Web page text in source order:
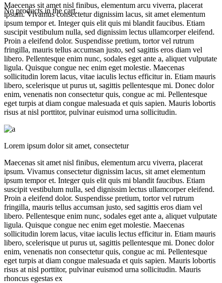
No products in the cart.
Maecenas sit amet nisl finibus, elementum arcu viverra, placerat
ipsum. Vivamus consectetur dignissim lacus, sit amet elementum
ipsum tempor et. Integer quis elit quis mi blandit faucibus. Etiam
suscipit vestibulum nulla, sed dignissim lectus ullamcorper eleifend.
Proin a eleifend dolor. Suspendisse pretium, tortor vel rutrum
fringilla, mauris tellus accumsan justo, sed sagittis eros diam vel
libero. Pellentesque enim nunc, sodales eget ante a, aliquet vulputate
ligula. Quisque congue nec enim eget molestie. Maecenas
sollicitudin lorem lacus, vitae iaculis lectus efficitur in. Etiam mauris
libero, scelerisque ut purus ut, sagittis pellentesque mi. Donec dolor
enim, venenatis non consectetur quis, congue ac mi. Pellentesque
eget turpis at diam congue malesuada et quis sapien. Mauris lobortis
risus at nisl porttitor, pulvinar euismod urna sollicitudin.
Lorem ipsum dolor sit amet, consectetur
Maecenas sit amet nisl finibus, elementum arcu viverra, placerat
ipsum. Vivamus consectetur dignissim lacus, sit amet elementum
ipsum tempor et. Integer quis elit quis mi blandit faucibus. Etiam
suscipit vestibulum nulla, sed dignissim lectus ullamcorper eleifend.
Proin a eleifend dolor. Suspendisse pretium, tortor vel rutrum
fringilla, mauris tellus accumsan justo, sed sagittis eros diam vel
libero. Pellentesque enim nunc, sodales eget ante a, aliquet vulputate
ligula. Quisque congue nec enim eget molestie. Maecenas
sollicitudin lorem lacus, vitae iaculis lectus efficitur in. Etiam mauris
libero, scelerisque ut purus ut, sagittis pellentesque mi. Donec dolor
enim, venenatis non consectetur quis, congue ac mi. Pellentesque
eget turpis at diam congue malesuada et quis sapien. Mauris lobortis
risus at nisl porttitor, pulvinar euismod urna sollicitudin. Mauris
rhoncus egestas ex